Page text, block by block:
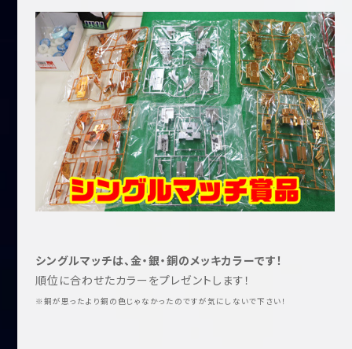
シングルマッチは、金・銀・銅のメッキカラーです！
順位に合わせたカラーをプレゼントします！
※銅が思ったより銅の色じゃなかったのですが気にしないで下さい！